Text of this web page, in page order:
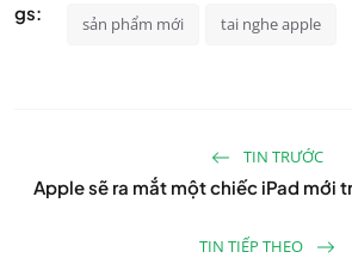
gs:
sản phẩm mới tai nghe apple
TIN TRƯỚC
Apple sẽ ra mắt một chiếc iPad mới
TIN TIẾP THEO